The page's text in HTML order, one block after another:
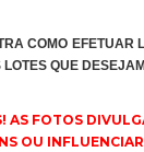
COMO EFETUAR
LOTES QUE
AS FOTOS
OU